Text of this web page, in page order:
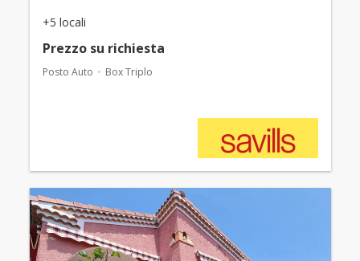
+5 locali
Prezzo su richiesta
Posto Auto Box Triplo